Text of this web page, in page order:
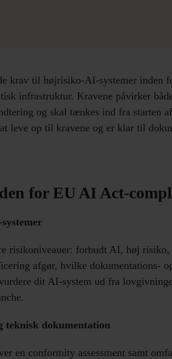
krav til højrisiko-AI-systemer inden
infrastruktur. Kravene påvirker
og skal tænkes ind fra starten
leve op til kravene og er klar til
for EU AI Act-
risikoniveauer: forbudt AI, høj
afgør, hvilke dokumentations-
dit AI-system ud fra
teknisk dokumentation
en conformity assessment samt